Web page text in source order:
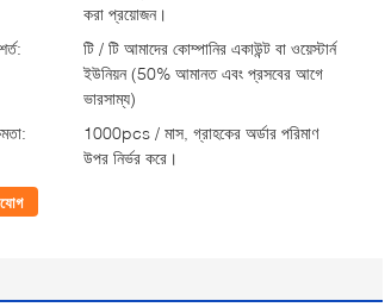
করা প্রয়োজন।
টি / টি আমাদের কোম্পানির একাউন্ট বা ওয়েস্টার্ন
ইউনিয়ন (50% আমানত এবং প্রসবের আগে
ভারসাম্য)
1000pcs / মাস, গ্রাহকের অর্ডার পরিমাণ
উপর নির্ভর করে।